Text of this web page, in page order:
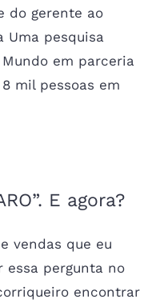
do gerente ao
pesquisa
em parceria
mil pessoas em
E agora?
vendas que eu
essa pergunta no
encontrar